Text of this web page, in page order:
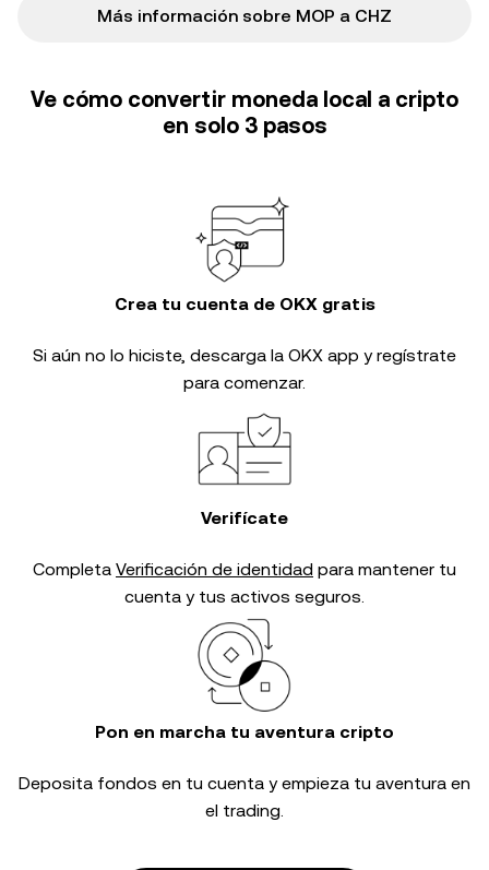
Más información sobre MOP a CHZ
Ve cómo convertir moneda local a cripto
en solo 3 pasos
Crea tu cuenta de OKX gratis
Si aún no lo hiciste, descarga la OKX app y regístrate
para comenzar.
Verifícate
Completa Verificación de identidad para mantener tu
cuenta y tus activos seguros.
Pon en marcha tu aventura cripto
Deposita fondos en tu cuenta y empieza tu aventura en
el trading.